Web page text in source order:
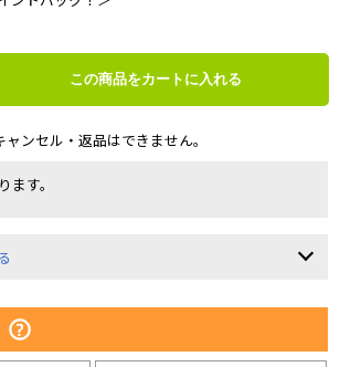
この商品をカートに入れる
ンセル・返品はできません。
す。